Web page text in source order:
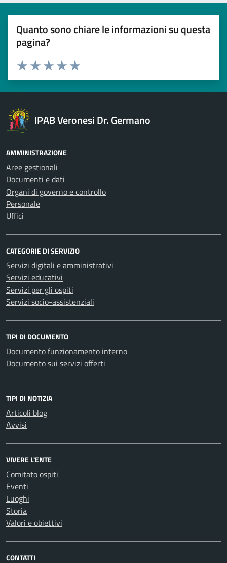
Quanto sono chiare le informazioni su questa
pagina?
Esprimi una valutazione
Valuta 5 stelle su 5
Valuta 4 stelle su 5
Valuta 3 stelle su 5
Valuta 2 stelle su 5
Valuta 1 stelle su 5
IPAB Veronesi Dr. Germano
AMMINISTRAZIONE
Aree gestionali
Documenti e dati
Organi di governo e controllo
Personale
Uffici
CATEGORIE DI SERVIZIO
Servizi digitali e amministrativi
Servizi educativi
Servizi per gli ospiti
Servizi socio-assistenziali
TIPI DI DOCUMENTO
Documento funzionamento interno
Documento sui servizi offerti
TIPI DI NOTIZIA
Articoli blog
Avvisi
VIVERE L'ENTE
Comitato ospiti
Eventi
Luoghi
Storia
Valori e obiettivi
CONTATTI